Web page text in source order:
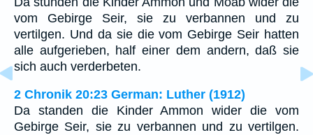
vom Gebirge Seir, sie zu verbannen und zu
vertilgen. Und da sie die vom Gebirge Seir hatten
alle aufgerieben, half einer dem andern, daß sie
sich auch verderbeten.
2 Chronik 20:23 German: Luther (1912)
Da standen die Kinder Ammon wider die vom
Gebirge Seir, sie zu verbannen und zu vertilgen.